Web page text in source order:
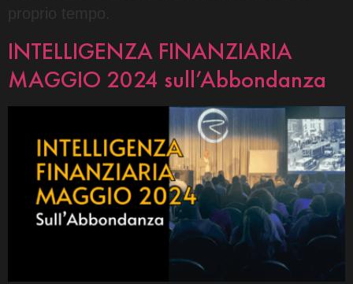
INTELLIGENZA FINANZIARIA
MAGGIO 2024 sull’Abbondanza